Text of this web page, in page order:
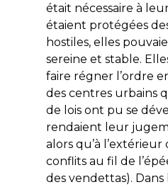
était nécessaire à
étaient protégées
hostiles, elles
sereine et stable.
faire régner l’ordre
des centres urbains
de lois ont pu se
rendaient leur
alors qu’à
conflits au fil de
des vendettas).